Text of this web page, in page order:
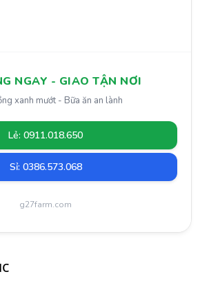
NGAY - GIAO TẬN NƠI
xanh mướt - Bữa ăn an lành
Lẻ: 0911.018.650
Sỉ: 0386.573.068
g27farm.com